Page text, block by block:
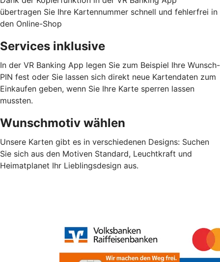
übertragen Sie Ihre Kartennummer schnell und fehlerfrei in
den Online-Shop
Services inklusive
In der VR Banking App legen Sie zum Beispiel Ihre Wunsch-
PIN fest oder Sie lassen sich direkt neue Kartendaten zum
Einkaufen geben, wenn Sie Ihre Karte sperren lassen
mussten.
Wunschmotiv wählen
Unsere Karten gibt es in verschiedenen Designs: Suchen
Sie sich aus den Motiven Standard, Leuchtkraft und
Heimatplanet Ihr Lieblingsdesign aus.